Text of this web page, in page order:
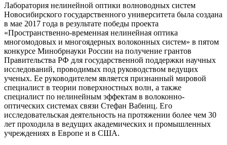
Лаборатория нелинейной оптики волноводных систем
Новосибирского государственного университета была создана
в мае 2017 года в результате победы проекта
«Пространственно-временная нелинейная оптика
многомодовых и многоядерных волоконных систем» в пятом
конкурсе Минобрнауки России на получение грантов
Правительства РФ для государственной поддержки научных
исследований, проводимых под руководством ведущих
ученых. Ее руководителем является признанный мировой
специалист в теории поверхностных волн, а также
специалист по нелинейным эффектам в волоконно-
оптических системах связи Стефан Вабниц. Его
исследовательская деятельность на протяжении более чем 30
лет проходила в ведущих академических и промышленных
учреждениях в Европе и в США.